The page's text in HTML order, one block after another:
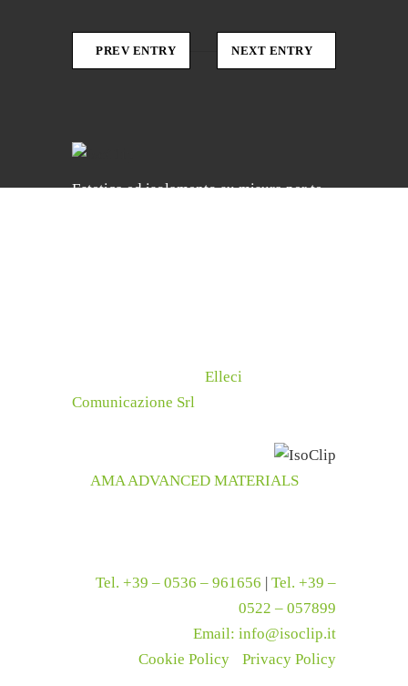
PREV ENTRY NEXT ENTRY
Estetica ed isolamento su misura per te.
Elleci
Comunicazione Srl
AMA ADVANCED MATERIALS
Tel. +39 – 0536 – 961656 | Tel. +39 –
0522 – 057899
Email: info@isoclip.it
Cookie Policy
Privacy Policy